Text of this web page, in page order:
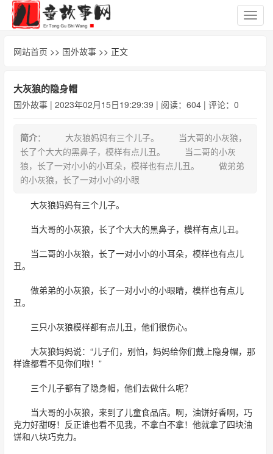
切
换
网站首页 >> 国外故事 >> 正文
大灰狼的隐身帽
国外故事 | 2023年02月15日19:29:39 | 阅读：604 | 评论：0
简介： 大灰狼妈妈有三个儿子。 当大哥的小灰狼，
长了个大大的黑鼻子，模样有点儿丑。 当二哥的小灰
狼，长了一对小小的小耳朵，模样也有点儿丑。 做弟弟
的小灰狼，长了一对小小的小眼
大灰狼妈妈有三个儿子。
当大哥的小灰狼，长了个大大的黑鼻子，模样有点儿丑。
当二哥的小灰狼，长了一对小小的小耳朵，模样也有点儿
丑。
做弟弟的小灰狼，长了一对小小的小眼睛，模样也有点儿
丑。
三只小灰狼模样都有点儿丑，他们很伤心。
大灰狼妈妈说：“儿子们，别怕，妈妈给你们戴上隐身帽，那
样谁都看不见你们啦！”
三个儿子都有了隐身帽，他们去做什么呢？
当大哥的小灰狼，来到了儿童食品店。啊，油饼好香啊，巧
克力好甜呀！反正谁也看不见我，不拿白不拿！他就拿了四块油
饼和八块巧克力。